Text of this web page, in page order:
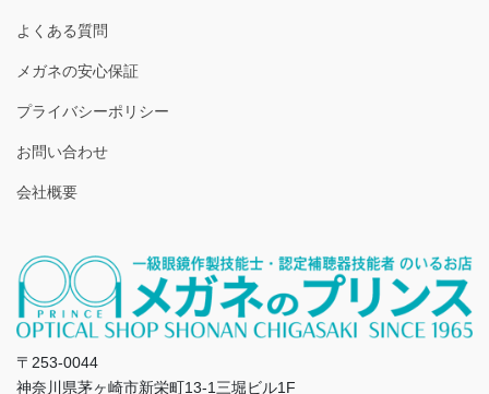
よくある質問
メガネの安心保証
プライバシーポリシー
お問い合わせ
会社概要
〒253-0044
神奈川県茅ヶ崎市新栄町13-1三堀ビル1F